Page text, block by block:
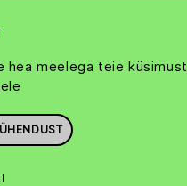
hea meelega teie